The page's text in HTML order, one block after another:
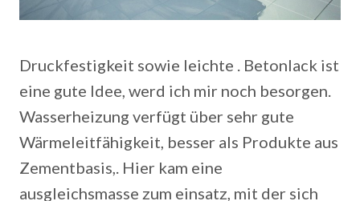
Druckfestigkeit sowie leichte . Betonlack ist
eine gute Idee, werd ich mir noch besorgen.
Wasserheizung verfügt über sehr gute
Wärmeleitfähigkeit, besser als Produkte aus
Zementbasis,. Hier kam eine
ausgleichsmasse zum einsatz, mit der sich